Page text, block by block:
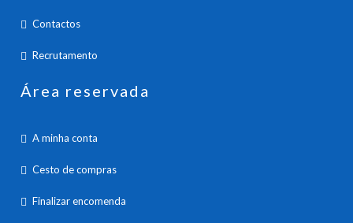
Contactos
Recrutamento
Área reservada
A minha conta
Cesto de compras
Finalizar encomenda